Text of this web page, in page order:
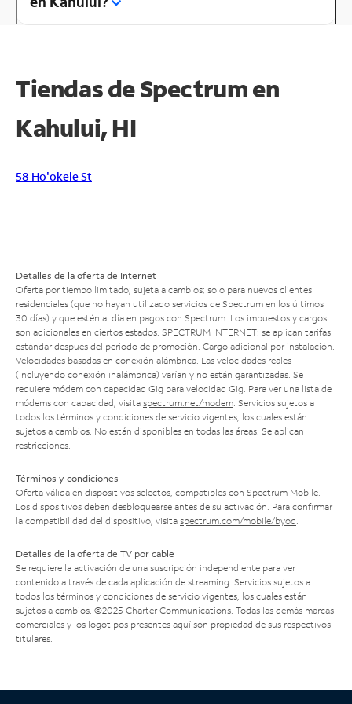
Tiendas de Spectrum en
Kahului, HI
58 Ho'okele St
Detalles de la oferta de Internet
Oferta por tiempo limitado; sujeta a cambios; solo para nuevos clientes
residenciales (que no hayan utilizado servicios de Spectrum en los últimos
30 días) y que estén al día en pagos con Spectrum. Los impuestos y cargos
son adicionales en ciertos estados. SPECTRUM INTERNET: se aplican tarifas
estándar después del período de promoción. Cargo adicional por instalación.
Velocidades basadas en conexión alámbrica. Las velocidades reales
(incluyendo conexión inalámbrica) varían y no están garantizadas. Se
requiere módem con capacidad Gig para velocidad Gig. Para ver una lista de
módems con capacidad, visita spectrum.net/modem . Servicios sujetos a
todos los términos y condiciones de servicio vigentes, los cuales están
sujetos a cambios. No están disponibles en todas las áreas. Se aplican
restricciones.
Términos y condiciones
Oferta válida en dispositivos selectos, compatibles con Spectrum Mobile.
Los dispositivos deben desbloquearse antes de su activación. Para confirmar
la compatibilidad del dispositivo, visita spectrum.com/mobile/byod
Detalles de la oferta de TV por cable
Se requiere la activación de una suscripción independiente para ver
contenido a través de cada aplicación de streaming. Servicios sujetos a
todos los términos y condiciones de servicio vigentes, los cuales están
sujetos a cambios. ©2025 Charter Communications. Todas las demás marcas
comerciales y los logotipos presentes aquí son propiedad de sus respectivos
titulares.